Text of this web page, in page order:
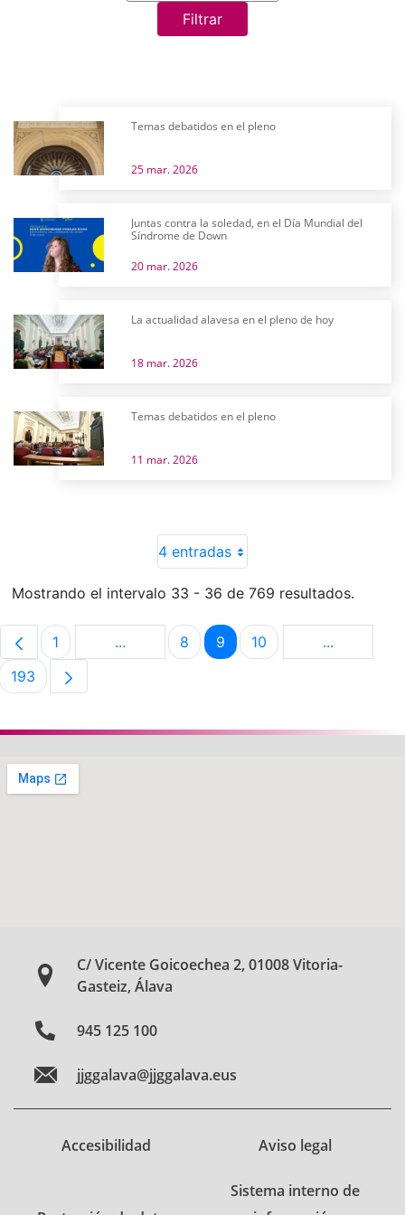
Filtrar
Temas debatidos en el pleno
25 mar. 2026
Juntas contra la soledad, en el Día Mundial del
Síndrome de Down
20 mar. 2026
La actualidad alavesa en el pleno de hoy
18 mar. 2026
Temas debatidos en el pleno
11 mar. 2026
4 entradas
Mostrando el intervalo 33 - 36 de 769 resultados.
Página
1 ...Páginas intermedias Use TAB para
Página
8 Página
9 Página
10 ...Páginas
Página
193
C/ Vicente Goicoechea 2, 01008 Vitoria-
Gasteiz, Álava
945 125 100
jjggalava@jjggalava.eus
Accesibilidad Aviso legal
Sistema interno de